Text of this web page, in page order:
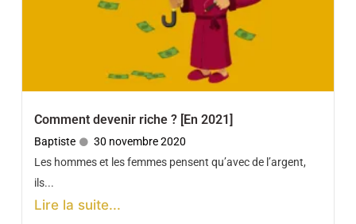
Comment devenir riche ? [En 2021]
Baptiste
30 novembre 2020
Les hommes et les femmes pensent qu’avec de l’argent,
ils...
Lire la suite...